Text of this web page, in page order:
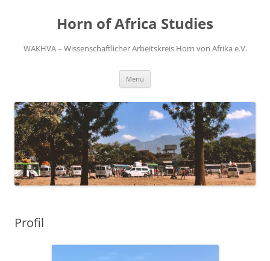
Horn of Africa Studies
WAKHVA – Wissenschaftlicher Arbeitskreis Horn von Afrika e.V.
Menü
Profil